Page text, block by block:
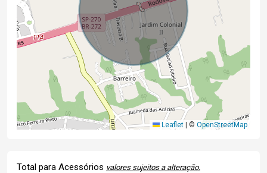
Leaflet © OpenStreetMap
Total para Acessórios valores sujeitos a alteração.